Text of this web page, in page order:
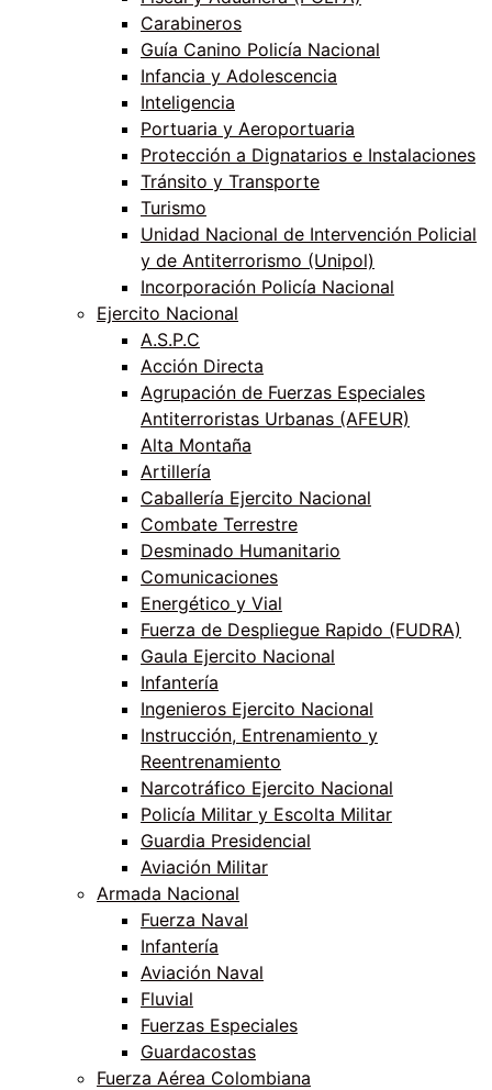
Carabineros
Guía Canino Policía Nacional
Infancia y Adolescencia
Inteligencia
Portuaria y Aeroportuaria
Protección a Dignatarios e Instalaciones
Tránsito y Transporte
Turismo
Unidad Nacional de Intervención Policial
y de Antiterrorismo (Unipol)
Incorporación Policía Nacional
Ejercito Nacional
A.S.P.C
Acción Directa
Agrupación de Fuerzas Especiales
Antiterroristas Urbanas (AFEUR)
Alta Montaña
Artillería
Caballería Ejercito Nacional
Combate Terrestre
Desminado Humanitario
Comunicaciones
Energético y Vial
Fuerza de Despliegue Rapido (FUDRA)
Gaula Ejercito Nacional
Infantería
Ingenieros Ejercito Nacional
Instrucción, Entrenamiento y
Reentrenamiento
Narcotráfico Ejercito Nacional
Policía Militar y Escolta Militar
Guardia Presidencial
Aviación Militar
Armada Nacional
Fuerza Naval
Infantería
Aviación Naval
Fluvial
Fuerzas Especiales
Guardacostas
Fuerza Aérea Colombiana